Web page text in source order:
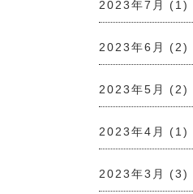
2023年7月 (1)
2023年6月 (2)
2023年5月 (2)
2023年4月 (1)
2023年3月 (3)